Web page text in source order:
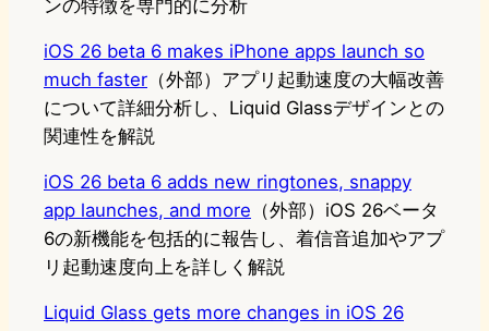
ンの特徴を専門的に分析
iOS 26 beta 6 makes iPhone apps launch so
much faster （外部）アプリ起動速度の大幅改善
について詳細分析し、Liquid Glassデザインとの
関連性を解説
iOS 26 beta 6 adds new ringtones, snappy
app launches, and more （外部）iOS 26ベータ
6の新機能を包括的に報告し、着信音追加やアプ
リ起動速度向上を詳しく解説
Liquid Glass gets more changes in iOS 26